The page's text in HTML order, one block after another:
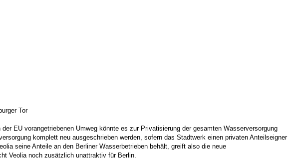
Tor
EU vorangetriebenen Umweg könnte es zur Privatisierung der gesamten Wasserversorgung
komplett neu ausgeschrieben werden, sofern das Stadtwerk einen privaten Anteilseigner
seine Anteile an den Berliner Wasserbetrieben behält, greift also die neue
Veolia noch zusätzlich unattraktiv für Berlin.